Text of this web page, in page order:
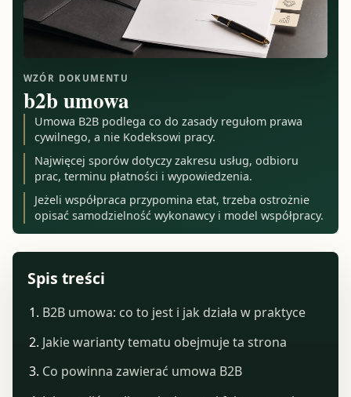
WZÓR DOKUMENTU
b2b umowa
Umowa B2B podlega co do zasady regułom prawa
cywilnego, a nie Kodeksowi pracy.
Najwięcej sporów dotyczy zakresu usług, odbioru
prac, terminu płatności i wypowiedzenia.
Jeżeli współpraca przypomina etat, trzeba ostrożnie
opisać samodzielność wykonawcy i model współpracy.
Spis treści
B2B umowa: co to jest i jak działa w praktyce
Jakie warianty tematu obejmuje ta strona
Co powinna zawierać umowa B2B